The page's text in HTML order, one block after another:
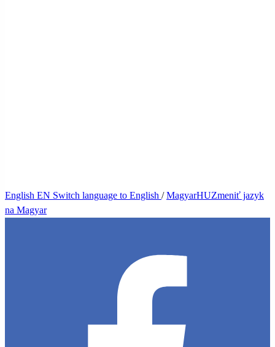
English EN Switch language to English /MagyarHUZmeniť jazyk
na Magyar